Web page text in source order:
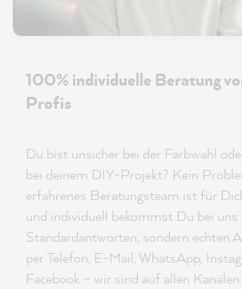
100% individuelle Beratung
Profis
Du bist unsicher bei der Farbwahl
bei deinem DIY-Projekt? Kein
erfahrenes Beratungsteam ist für
und individuell bekommst Du bei uns
Standardantworten, sondern echten
per Telefon, E-Mail, WhatsApp,
Facebook – wir sind auf allen